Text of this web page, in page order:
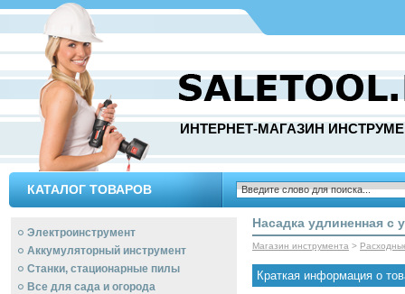
ИНТЕРНЕТ-МАГАЗИН
КАТАЛОГ ТОВАРОВ
Электроинструмент
Аккумуляторный инструмент
Станки, стационарные пилы
Все для сада и огорода
Насадка удлиненная с
Магазин инструмента >
Краткая информация о